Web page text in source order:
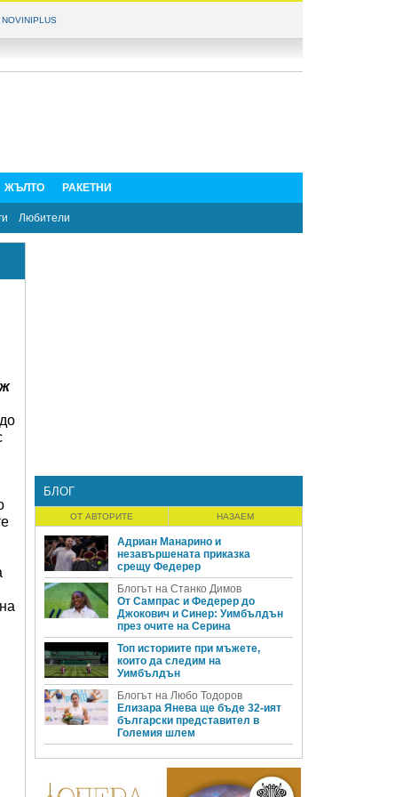
NOVINIPLUS
ЖЪЛТО РАКЕТНИ
Любители
БЛОГ
ОТ АВТОРИТЕ НАЗАЕМ
Адриан Манарино и
незавършената приказка
срещу Федерер
Блогът на Станко Димов
От Сампрас и Федерер до
Джокович и Синер: Уимбълдън
през очите на Серина
Топ историите при мъжете,
които да следим на
Уимбълдън
Блогът на Любо Тодоров
Елизара Янева ще бъде 32-ият
български представител в
Големия шлем